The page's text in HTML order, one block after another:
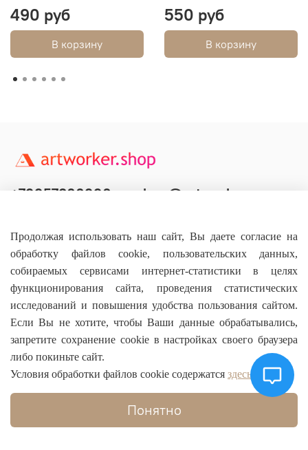
490 руб
В корзину
550 руб
В корзину
Основное
О магазине
Информация
+79957800990 shop@artworker.pro
Продолжая использовать наш сайт, Вы даете согласие на
обработку файлов cookie, пользовательских данных,
собираемых сервисами интернет-статистики в целях
функционирования сайта, проведения статистических
исследований и повышения удобства пользования сайтом.
Если Вы не хотите, чтобы Ваши данные обрабатывались,
запретите сохранение cookie в настройках своего браузера
либо покиньте сайт.
Условия обработки файлов cookie содержатся здесь
Понятно